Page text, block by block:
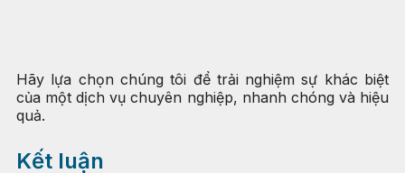
Hãy lựa chọn chúng tôi để trải nghiệm sự khác biệt
của một dịch vụ chuyên nghiệp, nhanh chóng và hiệu
quả.
Kết luận